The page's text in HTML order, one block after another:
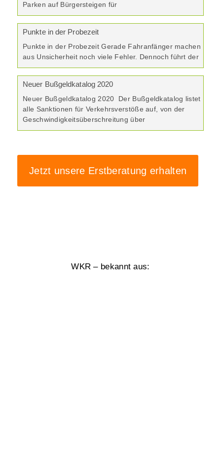
Parken auf Bürgersteigen für
Punkte in der Probezeit
Punkte in der Probezeit Gerade Fahranfänger machen
aus Unsicherheit noch viele Fehler. Dennoch führt der
Neuer Bußgeldkatalog 2020
Neuer Bußgeldkatalog 2020 Der Bußgeldkatalog listet
alle Sanktionen für Verkehrsverstöße auf, von der
Geschwindigkeitsüberschreitung über
Jetzt unsere Erstberatung erhalten
WKR – bekannt aus: